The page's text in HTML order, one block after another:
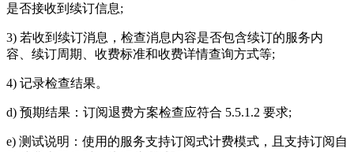
是否接收到续订信息;
3) 若收到续订消息，检查消息内容是否包含续订的服务内
容、续订周期、收费标准和收费详情查询方式等;
4) 记录检查结果。
d) 预期结果：订阅退费方案检查应符合 5.5.1.2 要求;
e) 测试说明：使用的服务支持订阅式计费模式，且支持订阅自